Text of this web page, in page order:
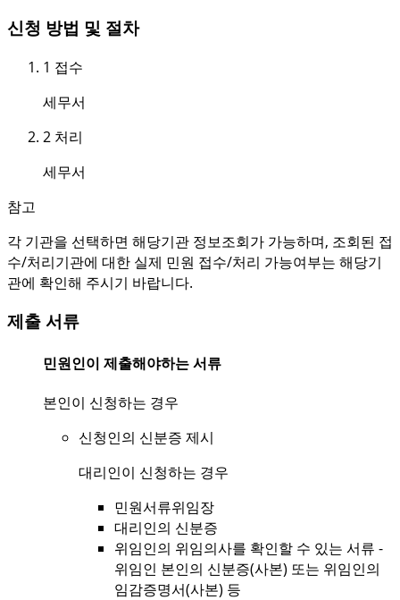
신청 방법 및 절차
1 접수
세무서
2 처리
세무서
참고
각 기관을 선택하면 해당기관 정보조회가 가능하며, 조회된 접
수/처리기관에 대한 실제 민원 접수/처리 가능여부는 해당기
관에 확인해 주시기 바랍니다.
제출 서류
민원인이 제출해야하는 서류
본인이 신청하는 경우
신청인의 신분증 제시
대리인이 신청하는 경우
민원서류위임장
대리인의 신분증
위임인의 위임의사를 확인할 수 있는 서류 -
위임인 본인의 신분증(사본) 또는 위임인의
임감증명서(사본) 등